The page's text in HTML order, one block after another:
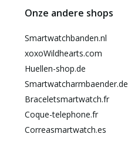
Onze andere shops
Smartwatchbanden.nl
xoxoWildhearts.com
Huellen-shop.de
Smartwatcharmbaender.de
Braceletsmartwatch.fr
Coque-telephone.fr
Correasmartwatch.es